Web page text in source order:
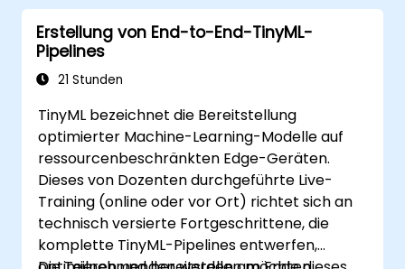
Erstellung von End-to-End-TinyML-
Pipelines
21 Stunden
TinyML bezeichnet die Bereitstellung
optimierter Machine-Learning-Modelle auf
ressourcenbeschränkten Edge-Geräten.
Dieses von Dozenten durchgeführte Live-
Training (online oder vor Ort) richtet sich an
technisch versierte Fortgeschrittene, die
komplette TinyML-Pipelines entwerfen,